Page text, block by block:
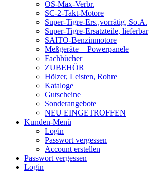
OS-Max-Verbr.
SC-2-Takt-Motore
Super-Tigre-Ers.,vorrätig, So.A.
Super-Tigre-Ersatzteile, lieferbar
SAITO-Benzinmotore
Meßgeräte + Powerpanele
Fachbücher
ZUBEHÖR
Hölzer, Leisten, Rohre
Kataloge
Gutscheine
Sonderangebote
NEU EINGETROFFEN
Kunden-Menü
Login
Passwort vergessen
Account erstellen
Passwort vergessen
Login